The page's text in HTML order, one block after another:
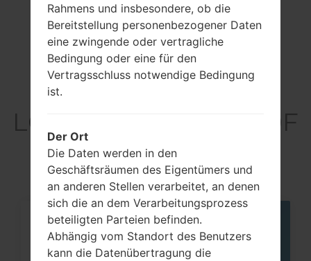
Previous 1 Next
LGGD900F(LGGD900F
) akaLG Crystal
Rahmens und insbesondere, ob die
Bereitstellung personenbezogener Daten
eine zwingende oder vertragliche
Bedingung oder eine für den
Vertragsschluss notwendige Bedingung
ist.
Der Ort
Die Daten werden in den
Geschäftsräumen des Eigentümers und
an anderen Stellen verarbeitet, an denen
sich die an dem Verarbeitungsprozess
beteiligten Parteien befinden.
Abhängig vom Standort des Benutzers
kann die Datenübertragung die